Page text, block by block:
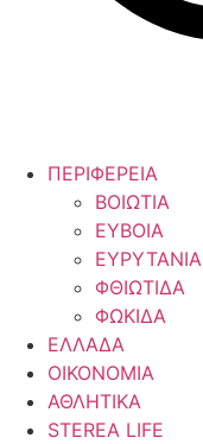
ΠΕΡΙΦΕΡΕΙΑ
ΒΟΙΩΤΙΑ
ΕΥΒΟΙΑ
ΕΥΡΥΤΑΝΙΑ
ΦΘΙΩΤΙΔΑ
ΦΩΚΙΔΑ
ΕΛΛΑΔΑ
ΟΙΚΟΝΟΜΙΑ
ΑΘΛΗΤΙΚΑ
STEREA LIFE